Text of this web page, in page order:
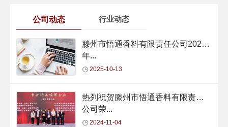
公司动态 行业动态
滕州市悟通香料有限责任公司2024
年...
2025-10-13
热列祝贺滕州市悟通香料有限责任
公司荣...
2024-11-04